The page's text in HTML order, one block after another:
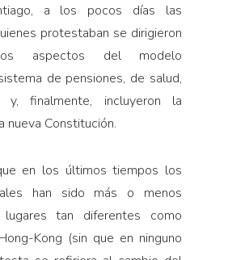
a los pocos días las
protestaban se dirigieron
aspectos del modelo
de pensiones, de salud,
y, finalmente, incluyeron la
nueva Constitución.
en los últimos tiempos los
han sido más o menos
tan diferentes como
Kong (sin que en ninguno